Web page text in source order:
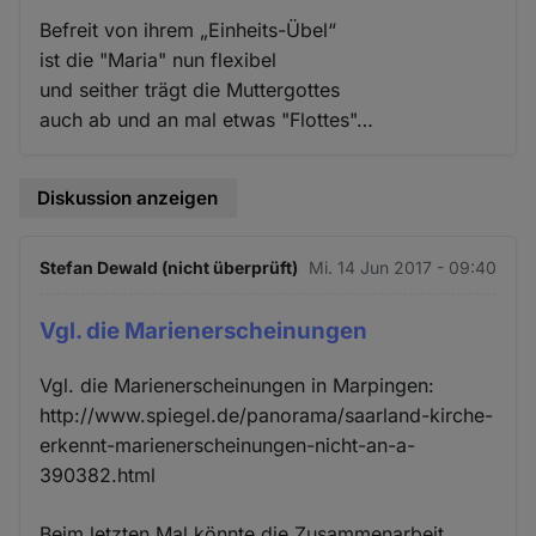
Befreit von ihrem „Einheits-Übel“
ist die "Maria" nun flexibel
und seither trägt die Muttergottes
auch ab und an mal etwas "Flottes"…
Diskussion anzeigen
Stefan Dewald (nicht überprüft) Mi. 14 Jun 2017 - 09:40
Vgl. die Marienerscheinungen
Vgl. die Marienerscheinungen in Marpingen:
http://www.spiegel.de/panorama/saarland-kirche-
erkennt-marienerscheinungen-nicht-an-a-
390382.html